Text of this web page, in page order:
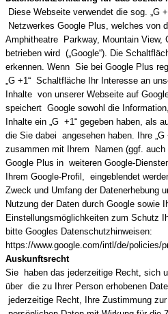
Diese Webseite verwendet die sog. „G
Netzwerkes Google Plus, welches von
Amphitheatre Parkway, Mountain View,
betrieben wird („Google“). Die
erkennen. Wenn Sie bei Google Plus
„G +1“ Schaltfläche Ihr Interesse an
Inhalte von unserer Webseite auf
speichert Google sowohl die
Inhalte ein „G +1“ gegeben haben, als
die Sie dabei angesehen haben. Ihre „G
zusammen mit Ihrem Namen (ggf.
Google Plus in weiteren Google-
Ihrem Google-Profil, eingeblendet
Zweck und Umfang der Datenerhebung
Nutzung der Daten durch Google sowie
Einstellungsmöglichkeiten zum Schutz
bitte Googles Datenschutzhinweisen:
https://www.google.com/intl/de/policies/
Auskunftsrecht
Sie haben das jederzeitige Recht, sich
über die zu Ihrer Person erhobenen
jederzeitige Recht, Ihre Zustimmung